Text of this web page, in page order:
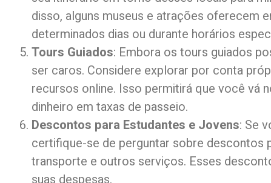
disso, alguns museus e atrações oferecem
determinados dias ou durante horários
Tours Guiados: Embora os tours guiados
ser caros. Considere explorar por conta
recursos online. Isso permitirá que você vá
dinheiro em taxas de passeio.
Descontos para Estudantes e Jovens: Se
certifique-se de perguntar sobre descontos
transporte e outros serviços. Esses